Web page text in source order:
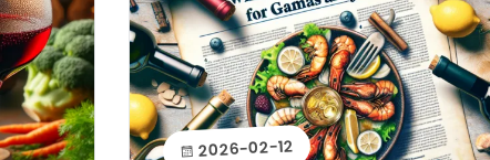
2026-02-12